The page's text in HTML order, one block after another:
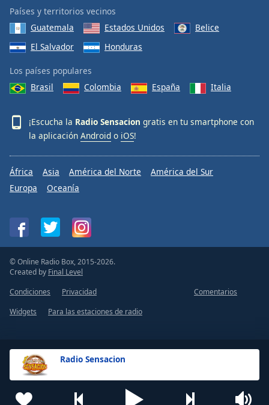
Radio Sensacion
Países y territorios vecinos
Guatemala
Estados Unidos
Belice
El Salvador
Honduras
Los países populares
Brasil
Colombia España Italia
¡Escucha la Radio Sensacion gratis en tu smartphone con
la aplicación Android o iOS!
África Asia América del Norte
América del Sur
Europa
Oceanía
© Online Radio Box, 2015-2026.
Created by Final Level
Condiciones
Privacidad
Comentarios
Widgets
Para las estaciones de radio